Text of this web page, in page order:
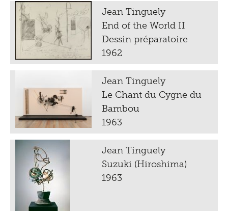
Jean Tinguely
End of the World II
Dessin préparatoire
1962
Jean Tinguely
Le Chant du Cygne du
Bambou
1963
Jean Tinguely
Suzuki (Hiroshima)
1963